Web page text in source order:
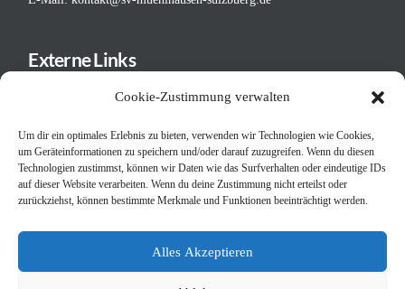
Cookie-Zustimmung verwalten
Um dir ein optimales Erlebnis zu bieten, verwenden wir Technologien wie Cookies,
um Geräteinformationen zu speichern und/oder darauf zuzugreifen. Wenn du diesen
Technologien zustimmst, können wir Daten wie das Surfverhalten oder eindeutige IDs
auf dieser Website verarbeiten. Wenn du deine Zustimmung nicht erteilst oder
zurückziehst, können bestimmte Merkmale und Funktionen beeinträchtigt werden.
Alles Akzeptieren
Externe Links
Deutscher Fußball-Bund
BFV - Bezirk Mittelfranken
Schiedsrichtergruppe Neumarkt
Bayerischer Turnverband
Judo in der Oberpfalz
Bayerischer Judoverband BJV
Deutscher Judobund DJB